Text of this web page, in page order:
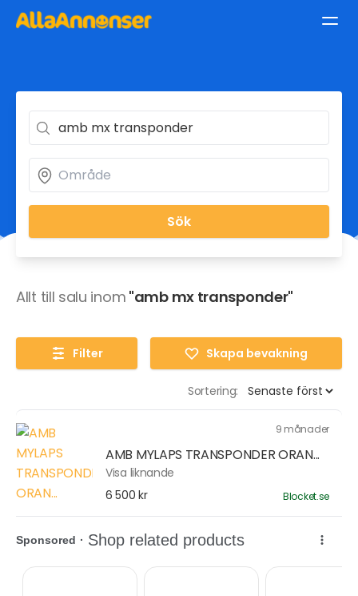
Sök
Allt till salu inom "amb mx transponder"
Filter Skapa bevakning
Sortering:
9 månader
AMB MYLAPS TRANSPONDER ORAN...
Visa liknande
6 500 kr
Blocket.se